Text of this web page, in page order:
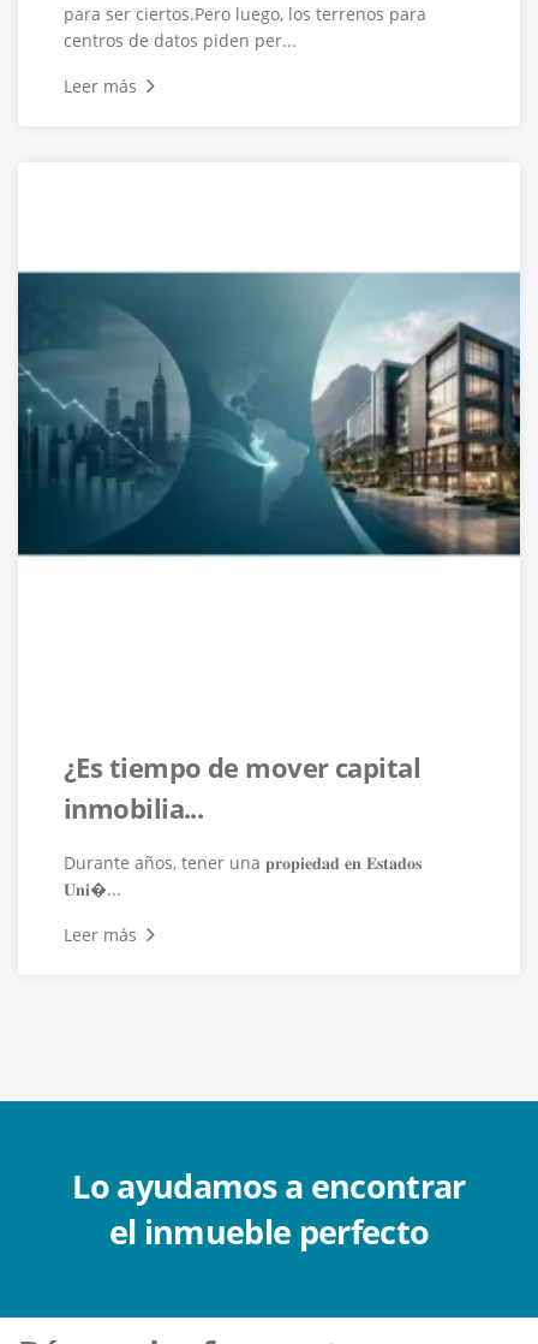
para ser ciertos.Pero luego, los terrenos para
centros de datos piden per...
Leer más
¿Es tiempo de mover capital
inmobilia...
Durante años, tener una 𝐩𝐫𝐨𝐩𝐢𝐞𝐝𝐚𝐝 𝐞𝐧 𝐄𝐬𝐭𝐚𝐝𝐨𝐬
𝐔𝐧𝐢�...
Leer más
Lo ayudamos a encontrar
el inmueble perfecto